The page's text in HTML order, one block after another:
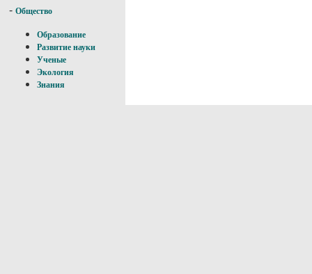
- Общество
Образование
Развитие науки
Ученые
Экология
Знания